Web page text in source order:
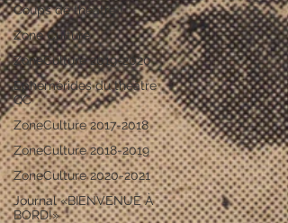
Coups de théâtre !
Zone Culture
ZoneCulture 2019-2020
Éphémérides du théâtre
QC
ZoneCulture 2017-2018
ZoneCulture 2018-2019
ZoneCulture 2020-2021
Journal «BIENVENUE À
BORD!»